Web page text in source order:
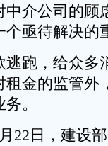
介公司的顾
亟待解决的
跑，给众多
金的监管外
。
日，建设